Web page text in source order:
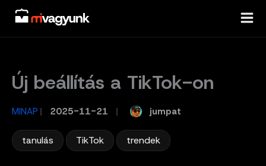
Skip
content
Új beállítás a TikTok-on
MINAP / 2025-11-21 jumpat
tanulás TikTok trendek